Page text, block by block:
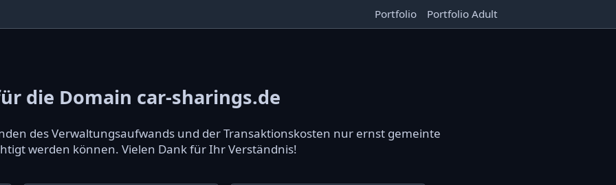
Portfolio Portfolio Adult
die Domain car-sharings.de
des Verwaltungsaufwands und der Transaktionskosten nur ernst gemeinte
werden können. Vielen Dank für Ihr Verständnis!